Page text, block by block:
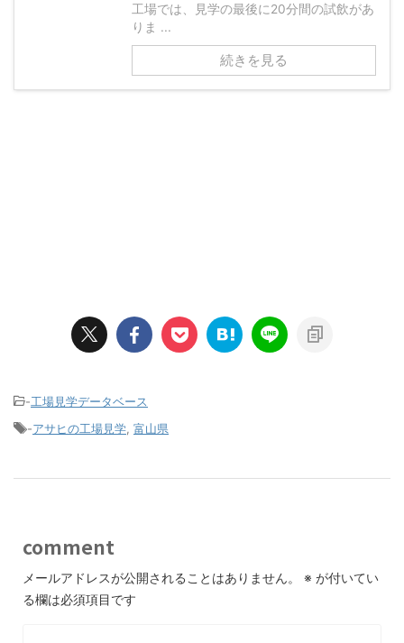
工場では、見学の最後に20分間の試飲があ
りま ...
続きを見る
-工場見学データベース
-アサヒの工場見学 富山県
comment
メールアドレスが公開されることはありません。 ※ が付いてい
る欄は必須項目です